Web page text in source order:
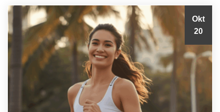
Okt
20